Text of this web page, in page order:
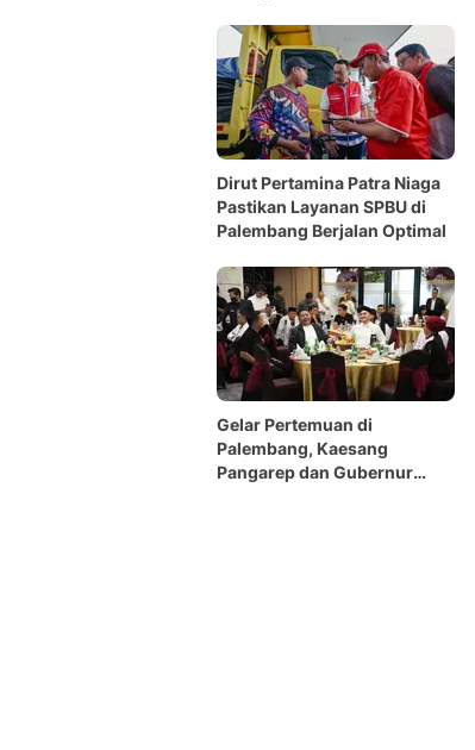
Dirut Pertamina Patra Niaga
Pastikan Layanan SPBU di
Palembang Berjalan Optimal
Gelar Pertemuan di
Palembang, Kaesang
Pangarep dan Gubernur